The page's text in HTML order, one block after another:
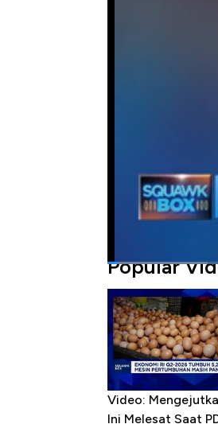
biaya yang tidak
Apa saja
Squawk Box
#korupsi
Popular
Video:
Ini Melesat Saat